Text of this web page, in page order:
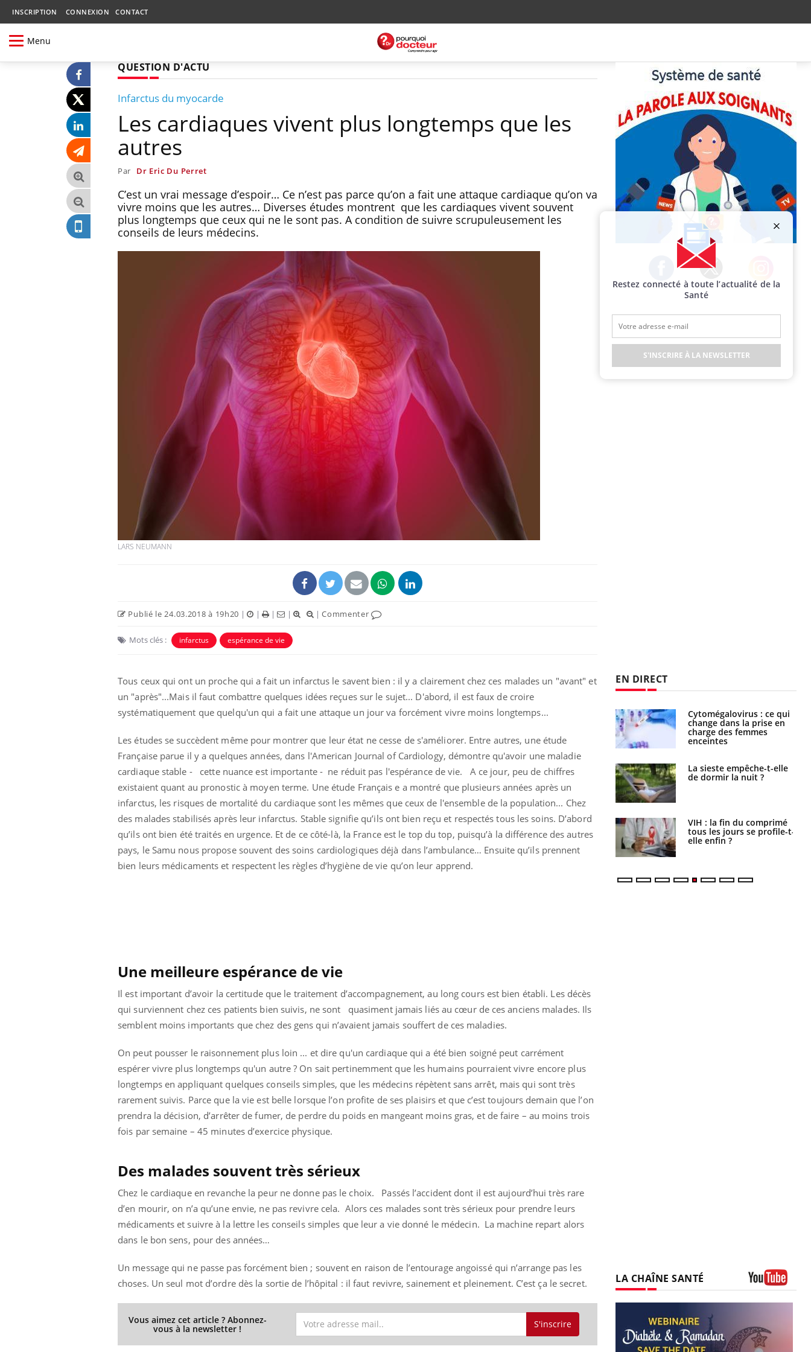
INSCRIPTION CONNEXION CONTACT
Menu
QUESTION D'ACTU
Infarctus du myocarde
Les cardiaques vivent plus longtemps que les
autres
Par Dr Eric Du Perret
C’est un vrai message d’espoir… Ce n’est pas parce qu’on a fait une attaque cardiaque qu’on va
vivre moins que les autres… Diverses études montrent que les cardiaques vivent souvent
plus longtemps que ceux qui ne le sont pas. A condition de suivre scrupuleusement les
conseils de leurs médecins.
LARS NEUMANN
Publié le 24.03.2018 à 19h20 | | | | |Commenter
Mots clés : infarctus espérance de vie
Tous ceux qui ont un proche qui a fait un infarctus le savent bien : il y a clairement chez ces malades un "avant" et
un "après"...Mais il faut combattre quelques idées reçues sur le sujet... D'abord, il est faux de croire
systématiquement que quelqu'un qui a fait une attaque un jour va forcément vivre moins longtemps...
Les études se succèdent même pour montrer que leur état ne cesse de s'améliorer. Entre autres, une étude
Française parue il y a quelques années, dans l'American Journal of Cardiology, démontre qu'avoir une maladie
cardiaque stable - cette nuance est importante - ne réduit pas l'espérance de vie. A ce jour, peu de chiffres
existaient quant au pronostic à moyen terme. Une étude Français e a montré que plusieurs années après un
infarctus, les risques de mortalité du cardiaque sont les mêmes que ceux de l'ensemble de la population... Chez
des malades stabilisés après leur infarctus. Stable signifie qu’ils ont bien reçu et respectés tous les soins. D’abord
qu’ils ont bien été traités en urgence. Et de ce côté-là, la France est le top du top, puisqu’à la différence des autres
pays, le Samu nous propose souvent des soins cardiologiques déjà dans l’ambulance… Ensuite qu’ils prennent
bien leurs médicaments et respectent les règles d’hygiène de vie qu’on leur apprend.
Une meilleure espérance de vie
Il est important d’avoir la certitude que le traitement d’accompagnement, au long cours est bien établi. Les décès
qui surviennent chez ces patients bien suivis, ne sont quasiment jamais liés au cœur de ces anciens malades. Ils
semblent moins importants que chez des gens qui n’avaient jamais souffert de ces maladies.
On peut pousser le raisonnement plus loin ... et dire qu'un cardiaque qui a été bien soigné peut carrément
espérer vivre plus longtemps qu'un autre ? On sait pertinemment que les humains pourraient vivre encore plus
longtemps en appliquant quelques conseils simples, que les médecins répètent sans arrêt, mais qui sont très
rarement suivis. Parce que la vie est belle lorsque l’on profite de ses plaisirs et que c’est toujours demain que l’on
prendra la décision, d’arrêter de fumer, de perdre du poids en mangeant moins gras, et de faire – au moins trois
fois par semaine – 45 minutes d’exercice physique.
Des malades souvent très sérieux
Chez le cardiaque en revanche la peur ne donne pas le choix. Passés l’accident dont il est aujourd’hui très rare
d’en mourir, on n’a qu’une envie, ne pas revivre cela. Alors ces malades sont très sérieux pour prendre leurs
médicaments et suivre à la lettre les conseils simples que leur a vie donné le médecin. La machine repart alors
dans le bon sens, pour des années…
Un message qui ne passe pas forcément bien ; souvent en raison de l’entourage angoissé qui n’arrange pas les
choses. Un seul mot d’ordre dès la sortie de l’hôpital : il faut revivre, sainement et pleinement. C’est ça le secret.
Vous aimez cet article ? Abonnez-
vous à la newsletter ! S'inscrire
Facebook Twitter Instagram
EN DIRECT
Comment éviter une otite
Hantavirus : un cas
détecté chez un touriste
en France
Mortalité infantile : un
rapport s’interroge sur
son taux élevé en France
Grossesse à risque : ce jus
Comment oublier les
écrans en vacances ?
Toujours connectés :
comment le travail
empiète de plus en plus
sur nos soirées
Cancer colorectal : une
basque
Chikungunya, dengue,
West Nile : que se passe-
t-il dans le sud de la
Les médicaments GLP-1
protègent-ils aussi les os
?
Cytomégalovirus : ce qui
change dans la prise en
charge des femmes
enceintes
La sieste empêche-t-elle
de dormir la nuit ?
VIH : la fin du comprimé
tous les jours se profile-t-
elle enfin ?
LA CHAÎNE SANTÉ
Restez connecté à toute l’actualité de la
Santé
S'INSCRIRE À LA NEWSLETTER